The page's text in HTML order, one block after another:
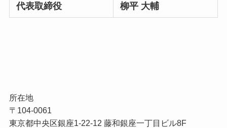
代表取締役 柳平 大輔
所在地
〒104-0061
東京都中央区銀座1-22-12 藤和銀座一丁目ビル8F